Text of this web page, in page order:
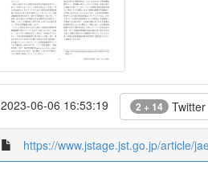
2023-06-06 16:53:19 2 + 14 Twitter
https://www.jstage.jst.go.jp/article/